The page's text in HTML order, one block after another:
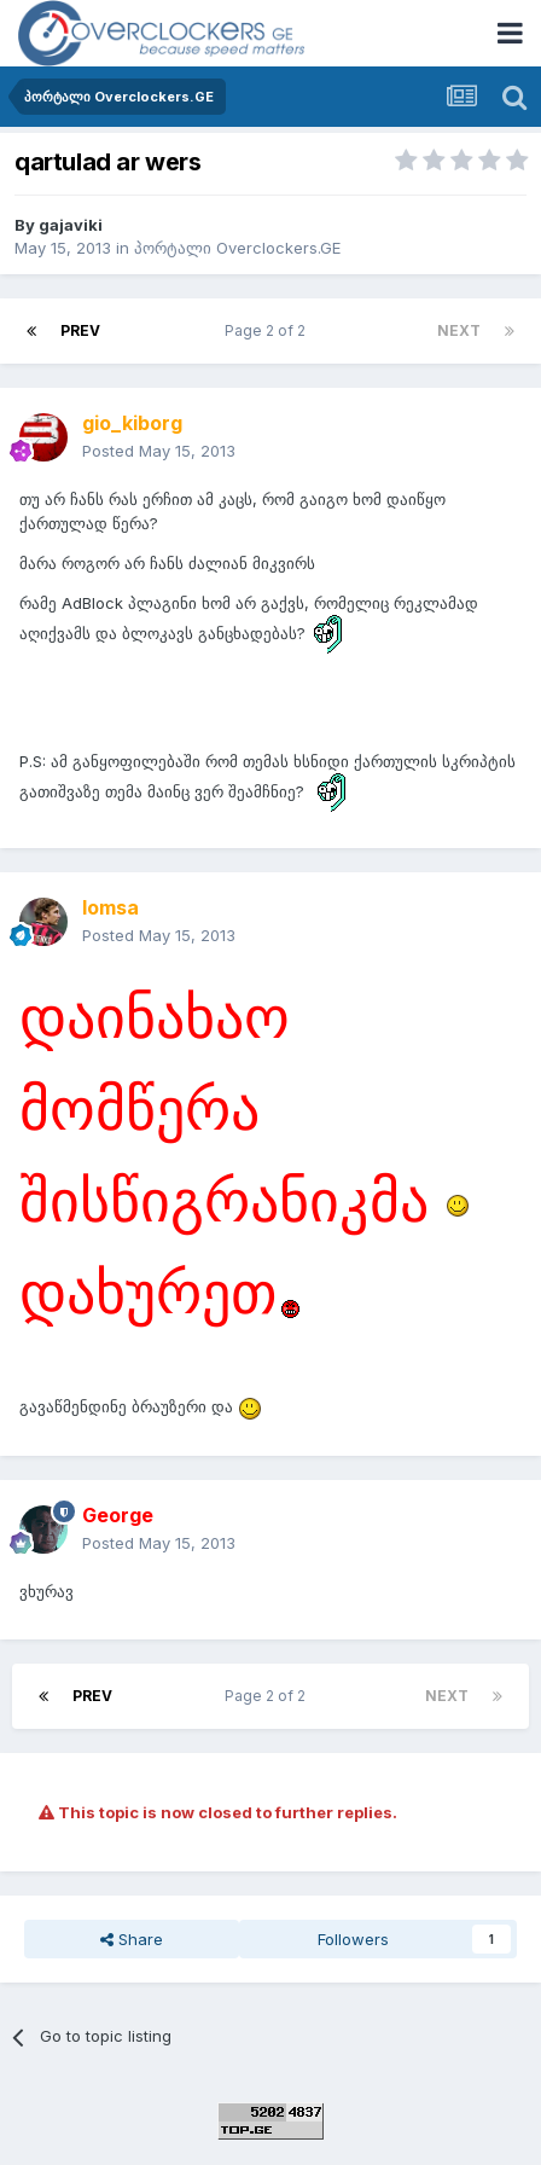
პორტალი Overclockers.GE
qartulad ar wers
By gajaviki
May 15, 2013 in პორტალი Overclockers.GE
PREV NEXT
Page 2 of 2
gio_kiborg
Posted May 15, 2013
თუ არ ჩანს რას ერჩით ამ კაცს, რომ გაიგო ხომ დაიწყო
ქართულად წერა?
მარა როგორ არ ჩანს ძალიან მიკვირს
რამე AdBlock პლაგინი ხომ არ გაქვს, რომელიც რეკლამად
აღიქვამს და ბლოკავს განცხადებას?
P.S: ამ განყოფილებაში რომ თემას ხსნიდი ქართულის სკრიპტის
გათიშვაზე თემა მაინც ვერ შეამჩნიე?
lomsa
Posted May 15, 2013
დაინახაო
მომწერა
შისწიგრანიკმა
დახურეთ
გავაწმენდინე ბრაუზერი და
George
Posted May 15, 2013
ვხურავ
PREV NEXT
Page 2 of 2
This topic is now closed to further replies.
Share Followers 1
Go to topic listing